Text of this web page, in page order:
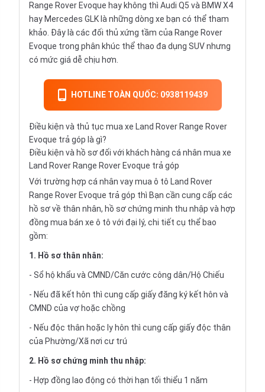
Range Rover Evoque hay không thì Audi Q5 và BMW X4
hay Mercedes GLK là những dòng xe bạn có thể tham
khảo. Đây là các đối thủ xứng tầm của Range Rover
Evoque trong phân khúc thể thao đa dụng SUV nhưng
có mức giá dễ chịu hơn.
HOTLINE TOÀN QUỐC: 0938119439
Điều kiện và thủ tục mua xe Land Rover Range Rover
Evoque trả góp là gì?
Điều kiện và hồ sơ đối với khách hàng cá nhân mua xe
Land Rover Range Rover Evoque trả góp
Với trường hợp cá nhân vaymua ô tô Land Rover
Range Rover Evoque trả góp thì Bạn cần cung cấp các
hồ sơ về thân nhân, hồ sơ chứng minh thu nhập và hợp
đồng mua bán xe ô tô với đại lý, chi tiết cụ thể bao
gồm:
1. Hồ sơ thân nhân:
- Sổ hộ khẩu và CMND/Căn cước công dân/Hộ Chiếu
- Nếu đã kết hôn thì cung cấp giấy đăng ký kết hôn và
CMND của vợ hoặc chồng
- Nếu độc thân hoặc ly hôn thì cung cấp giấy độc thân
của Phường/Xã nơi cư trú
2. Hồ sơ chứng minh thu nhập:
- Hợp đồng lao động có thời hạn tối thiểu 1 năm